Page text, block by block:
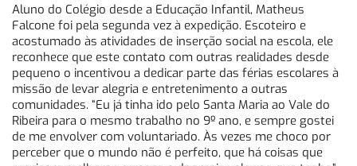
Aluno do Colégio desde a Educação Infantil, Matheus
Falcone foi pela segunda vez à expedição. Escoteiro e
acostumado às atividades de inserção social na escola, ele
reconhece que este contato com outras realidades desde
pequeno o incentivou a dedicar parte das férias escolares à
missão de levar alegria e entretenimento a outras
comunidades. “Eu já tinha ido pelo Santa Maria ao Vale do
Ribeira para o mesmo trabalho no 9º ano, e sempre gostei
de me envolver com voluntariado. Às vezes me choco por
perceber que o mundo não é perfeito, que há coisas que